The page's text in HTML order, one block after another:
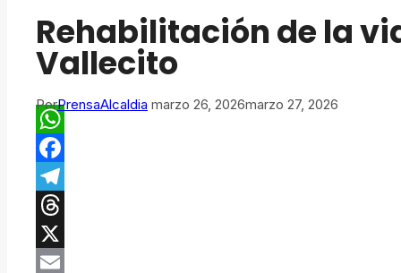
Rehabilitación de la
Vallecito
PorPrensaAlcaldia marzo 26, 2026marzo 27, 2026
WhatsApp
Facebook
Telegram
Threads
X